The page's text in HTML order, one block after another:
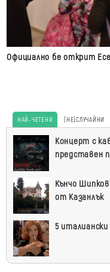
Официално бе открит
НАЙ-ЧЕТЕНИ (НЕ)СЛУЧАЙНИ
Най-
четени
Концерт с
представен
Кънчо
от Казанлък
5